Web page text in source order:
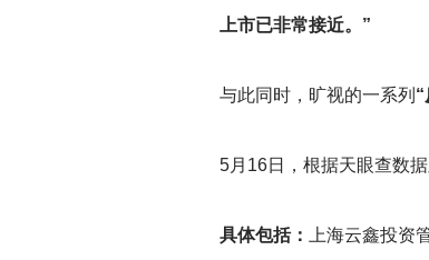
上市已非常接近。”
与此同时，旷视的一系列 “
5月16日，根据天眼查数据
具体包括： 上海云鑫投资